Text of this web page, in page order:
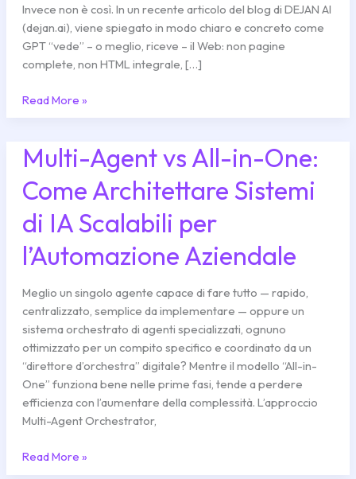
Invece non è così. In un recente articolo del blog di DEJAN AI
(dejan.ai), viene spiegato in modo chiaro e concreto come
GPT “vede” – o meglio, riceve – il Web: non pagine
complete, non HTML integrale, […]
cambia
tutto)
Read More »
Multi-Agent vs All-in-One:
Come Architettare Sistemi
di IA Scalabili per
l’Automazione Aziendale
Meglio un singolo agente capace di fare tutto — rapido,
centralizzato, semplice da implementare — oppure un
sistema orchestrato di agenti specializzati, ognuno
ottimizzato per un compito specifico e coordinato da un
“direttore d’orchestra” digitale? Mentre il modello “All-in-
One” funziona bene nelle prime fasi, tende a perdere
efficienza con l’aumentare della complessità. L’approccio
Multi-Agent Orchestrator,
Multi-
Agent
vs
All-
in-
Come
Sistemi
di
IA
Scalabili
per
l’Automazione
Aziendale
Read More »